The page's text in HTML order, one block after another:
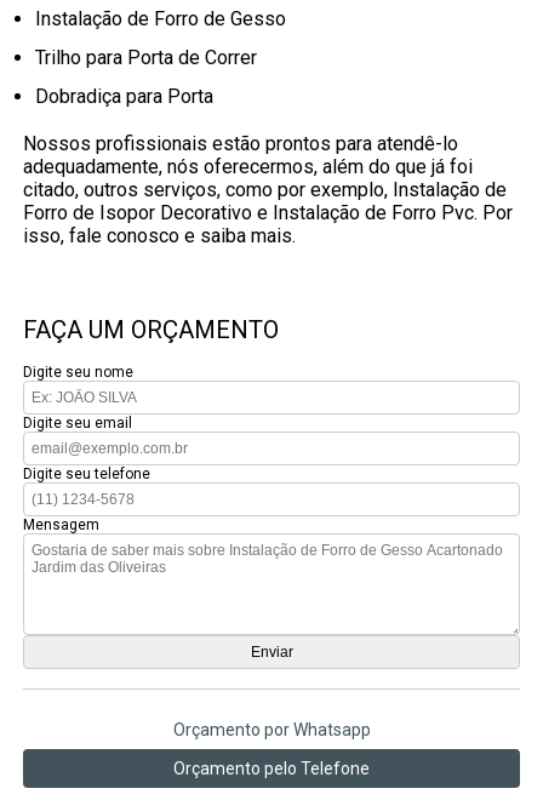
Instalação de Forro de Gesso
Trilho para Porta de Correr
Dobradiça para Porta
Nossos profissionais estão prontos para atendê-lo
adequadamente, nós oferecermos, além do que já foi
citado, outros serviços, como por exemplo, Instalação de
Forro de Isopor Decorativo e Instalação de Forro Pvc. Por
isso, fale conosco e saiba mais.
FAÇA UM ORÇAMENTO
Digite seu nome
Digite seu email
Digite seu telefone
Mensagem
Orçamento por Whatsapp
Orçamento pelo Telefone